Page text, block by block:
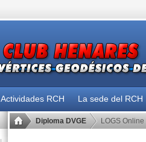
Actividades RCH La sede del RCH
Diploma DVGE LOGS Online